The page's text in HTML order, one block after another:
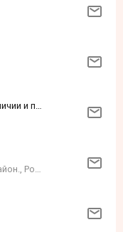
NATALI итальянская обувь в наличии и под заказ
Москва, ВДНХ, Останкинский район., Россия